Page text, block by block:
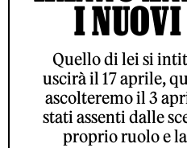
I
Quello di lei si
uscirà il 17 aprile,
ascolteremo il 3
stati assenti dalle
proprio ruolo e